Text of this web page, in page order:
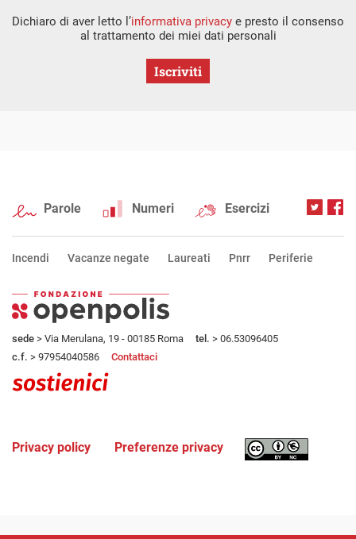
Dichiaro di aver letto l’informativa privacy e presto il consenso
al trattamento dei miei dati personali
Iscriviti
Parole Numeri Esercizi
Incendi Vacanze negate Laureati Pnrr Periferie
sede > Via Merulana, 19 - 00185 Roma tel. > 06.53096405
c.f. > 97954040586 Contattaci
Privacy policy Preferenze privacy